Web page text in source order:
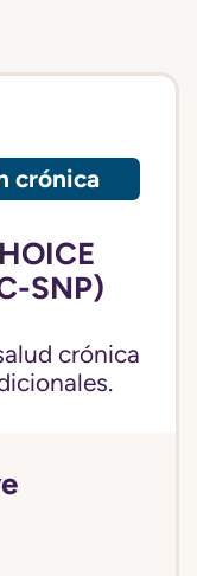
crónica
SNP)
crónica